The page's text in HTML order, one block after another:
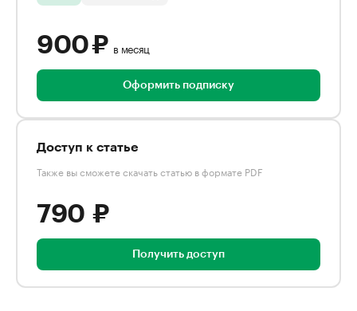
900 ₽ в месяц
Оформить подписку
Доступ к статье
Также вы сможете скачать статью в формате PDF
790 ₽
Получить доступ